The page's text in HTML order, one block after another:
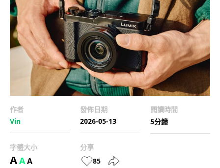
作者
Vin
發佈日期
2026-05-13
閱讀時間
5分鐘
字體大小
AAA
分享
85